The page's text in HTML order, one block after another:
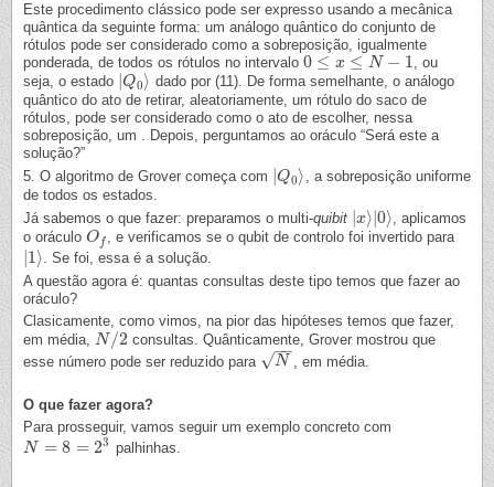
Este procedimento clássico pode ser expresso usando a mecânica
quântica da seguinte forma: um análogo quântico do conjunto de
rótulos pode ser considerado como a sobreposição, igualmente
ponderada, de todos os rótulos no intervalo 0 ≤ x ≤ N − 1
0≤x≤ N−1
, ou
seja, o estado Q0⟩
Q0⟩
dado por (11). De forma semelhante, o análogo
quântico do ato de retirar, aleatoriamente, um rótulo do saco de
rótulos, pode ser considerado como o ato de escolher, nessa
sobreposição, um . Depois, perguntamos ao oráculo “Será este a
solução?”
5. O algoritmo de Grover começa com
Q0⟩
Q0⟩ , a sobreposição uniforme
de todos os estados.
Já sabemos o que fazer: preparamos o multi-quibit x⟩ 0⟩
x⟩| 0⟩ , aplicamos
o oráculo O f
Of , e verificamos se o qubit de controlo foi invertido para
1⟩
1⟩
. Se foi, essa é a solução.
A questão agora é: quantas consultas deste tipo temos que fazer ao
oráculo?
Clasicamente, como vimos, na pior das hipóteses temos que fazer,
em média, N /2
N/ 2
consultas. Quânticamente, Grover mostrou que
esse número pode ser reduzido para
N
−−
√
N , em média.
O que fazer agora?
Para prosseguir, vamos seguir um exemplo concreto com
N = 8 = 23
N= 8= 23 palhinhas.